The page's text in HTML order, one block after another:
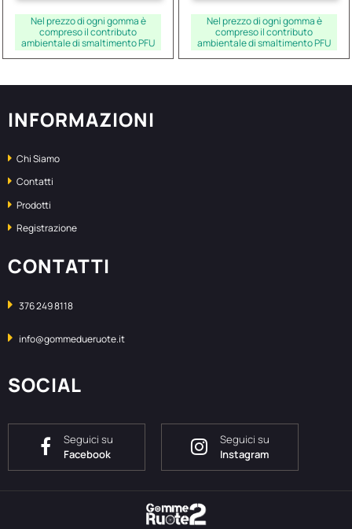
Nel prezzo di ogni gomma è
compreso il contributo
ambientale di smaltimento PFU
Nel prezzo di ogni gomma è
compreso il contributo
ambientale di smaltimento PFU
INFORMAZIONI
Chi Siamo
Contatti
Prodotti
Registrazione
CONTATTI
376 249 8118
info@gommedueruote.it
SOCIAL
Seguici su
Facebook
Seguici su
Instagram